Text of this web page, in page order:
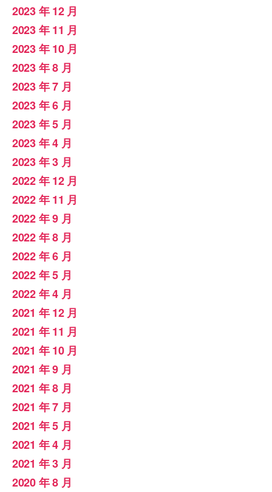
2023 年 12 月
2023 年 11 月
2023 年 10 月
2023 年 8 月
2023 年 7 月
2023 年 6 月
2023 年 5 月
2023 年 4 月
2023 年 3 月
2022 年 12 月
2022 年 11 月
2022 年 9 月
2022 年 8 月
2022 年 6 月
2022 年 5 月
2022 年 4 月
2021 年 12 月
2021 年 11 月
2021 年 10 月
2021 年 9 月
2021 年 8 月
2021 年 7 月
2021 年 5 月
2021 年 4 月
2021 年 3 月
2020 年 8 月